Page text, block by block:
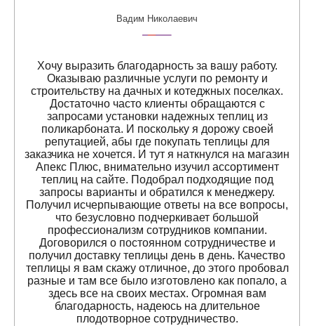
Вадим Николаевич
Хочу выразить благодарность за вашу работу.
Оказываю различные услуги по ремонту и
строительству на дачных и котеджных поселках.
Достаточно часто клиенты обращаются с
запросами установки надежных теплиц из
поликарбоната. И поскольку я дорожу своей
репутацией, абы где покупать теплицы для
заказчика не хочется. И тут я наткнулся на магазин
Апекс Плюс, внимательно изучил ассортимент
теплиц на сайте. Подобрал подходящие под
запросы варианты и обратился к менеджеру.
Получил исчерпывающие ответы на все вопросы,
что безусловно подчеркивает большой
профессионализм сотрудников компании.
Договорился о постоянном сотрудничестве и
получил доставку теплицы день в день. Качество
теплицы я вам скажу отличное, до этого пробовал
разные и там все было изготовлено как попало, а
здесь все на своих местах. Огромная вам
благодарность, надеюсь на длительное
плодотворное сотрудничество.